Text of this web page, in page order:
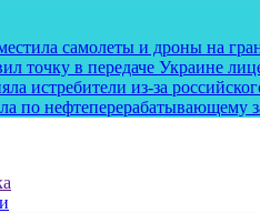
самолеты и дроны на
точку в передаче Украине
истребители из-за
по нефтеперерабатывающему